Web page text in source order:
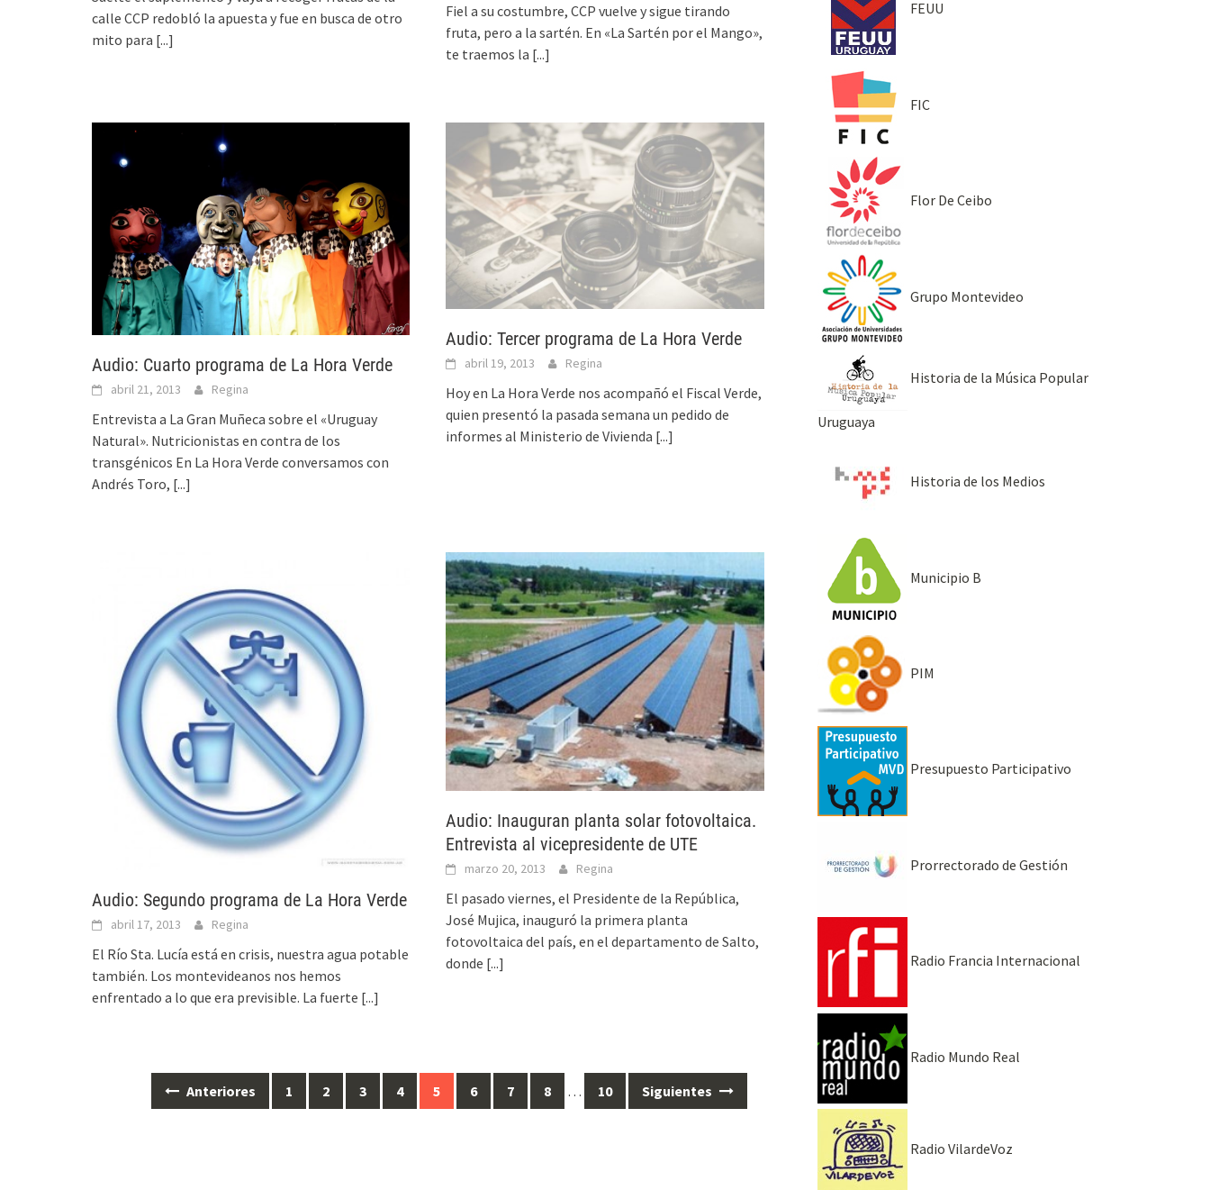
calle CCP redobló la apuesta y fue en busca de otro
mito para [...]
Fiel a su costumbre, CCP vuelve y sigue tirando
fruta, pero a la sartén. En «La Sartén por el Mango»,
te traemos la [...]
Audio: Cuarto programa de La Hora Verde
abril 21, 2013 Regina
Entrevista a La Gran Muñeca sobre el «Uruguay
Natural». Nutricionistas en contra de los
transgénicos En La Hora Verde conversamos con
Andrés Toro, [...]
Audio: Tercer programa de La Hora Verde
abril 19, 2013 Regina
Hoy en La Hora Verde nos acompañó el Fiscal Verde,
quien presentó la pasada semana un pedido de
informes al Ministerio de Vivienda [...]
Audio: Segundo programa de La Hora Verde
abril 17, 2013 Regina
El Río Sta. Lucía está en crisis, nuestra agua potable
también. Los montevideanos nos hemos
enfrentado a lo que era previsible. La fuerte [...]
Audio: Inauguran planta solar fotovoltaica.
Entrevista al vicepresidente de UTE
marzo 20, 2013 Regina
El pasado viernes, el Presidente de la República,
José Mujica, inauguró la primera planta
fotovoltaica del país, en el departamento de Salto,
donde [...]
Anteriores 1 2 3 4 5 6 7 8 … 10 Siguientes
FEUU
FIC
Flor De Ceibo
Grupo Montevideo
Historia de la Música Popular
Uruguaya
Historia de los Medios
Municipio B
PIM
Presupuesto Participativo
Prorrectorado de Gestión
Radio Francia Internacional
Radio Mundo Real
Radio VilardeVoz